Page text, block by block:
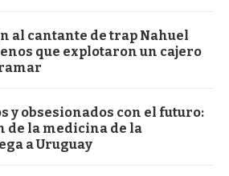
al cantante de trap Nahuel
que explotaron un cajero
y obsesionados con el futuro:
de la medicina de la
a Uruguay